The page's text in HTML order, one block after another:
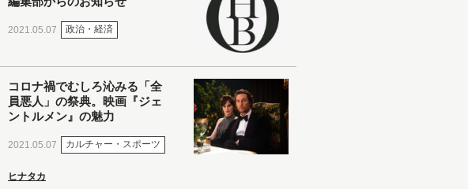
2021.05.07 政治・経済
コロナ禍でむしろ沁みる「全
員悪人」の祭典。映画『ジェ
ントルメン』の魅力
2021.05.07 カルチャー・スポーツ
ヒナタカ